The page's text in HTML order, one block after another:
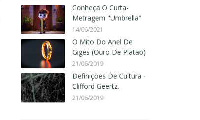
Conheça O Curta-
Metragem "Umbrella"
14/06/2021
O Mito Do Anel De
Giges (Ouro De Platão)
21/06/2019
Definições De Cultura -
Clifford Geertz.
21/06/2019